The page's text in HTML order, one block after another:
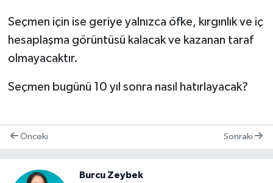
Seçmen için ise geriye yalnızca öfke, kırgınlık ve iç
hesaplaşma görüntüsü kalacak ve kazanan taraf
olmayacaktır.
Seçmen bugünü 10 yıl sonra nasıl hatırlayacak?
Önceki Sonraki
Burcu Zeybek